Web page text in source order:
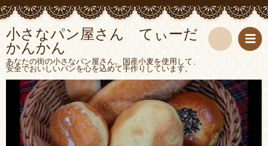
小さなパン屋さん てぃーだ
かんかん
あなたの街の小さなパン屋さん。国産小麦を使用して、
安全でおいしいパンを心を込めて手作りしています。
索